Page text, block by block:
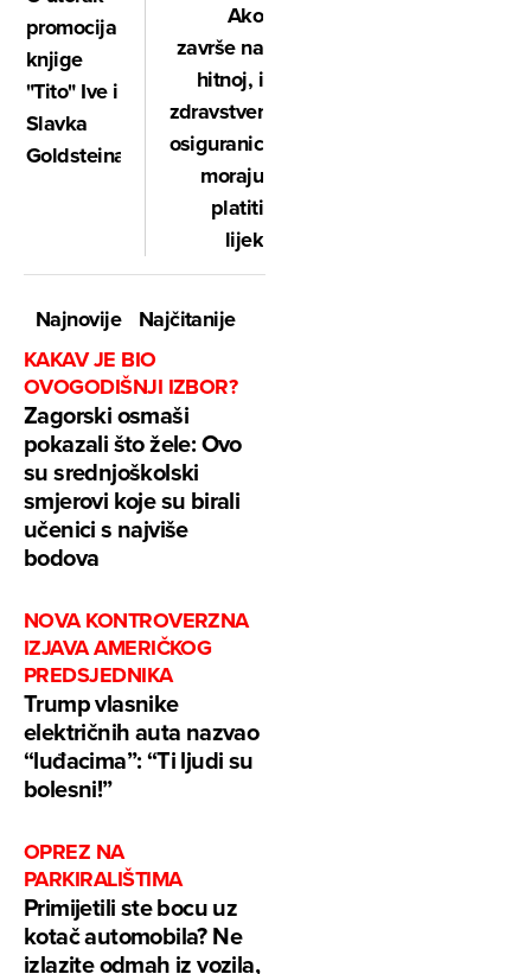
promocija
knjige
"Tito" Ive i
Slavka
Goldsteina
Ako
završe na
hitnoj, i
zdravstveni
osiguranici
moraju
platiti
lijek
Najnovije
Najčitanije
KAKAV JE BIO
OVOGODIŠNJI IZBOR?
Zagorski osmaši
pokazali što žele: Ovo
su srednjoškolski
smjerovi koje su birali
učenici s najviše
bodova
NOVA KONTROVERZNA
IZJAVA AMERIČKOG
PREDSJEDNIKA
Trump vlasnike
električnih auta nazvao
“luđacima”: “Ti ljudi su
bolesni!”
OPREZ NA
PARKIRALIŠTIMA
Primijetili ste bocu uz
kotač automobila? Ne
izlazite odmah iz vozila,